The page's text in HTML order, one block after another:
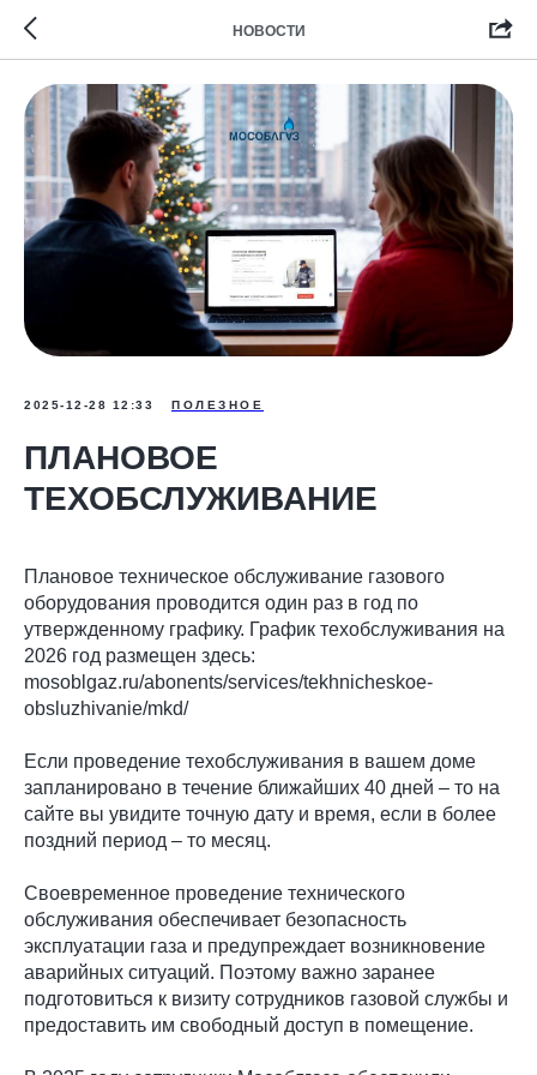
НОВОСТИ
2025-12-28 12:33 ПОЛЕЗНОЕ
ПЛАНОВОЕ
ТЕХОБСЛУЖИВАНИЕ
Плановое техническое обслуживание газового
оборудования проводится один раз в год по
утвержденному графику. График техобслуживания на
2026 год размещен здесь:
mosoblgaz.ru/abonents/services/tekhnicheskoe-
obsluzhivanie/mkd/
Если проведение техобслуживания в вашем доме
запланировано в течение ближайших 40 дней – то на
сайте вы увидите точную дату и время, если в более
поздний период – то месяц.
Своевременное проведение технического
обслуживания обеспечивает безопасность
эксплуатации газа и предупреждает возникновение
аварийных ситуаций. Поэтому важно заранее
подготовиться к визиту сотрудников газовой службы и
предоставить им свободный доступ в помещение.